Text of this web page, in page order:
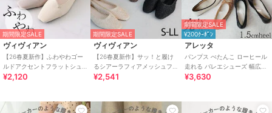
期間限定SALE
ヴィヴィアン
【26春夏新作】ふわやわゴー
ルドアクセントフラットシュ
ーズ
¥2,120
期間限定SALE
ヴィヴィアン
【26春夏新作】サッ！と履け
るシアーラフィアメッシュフ
ラットシューズ
¥2,541
期間限定SALE
¥200ｸｰﾎﾟﾝ
アレッタ
パンプス ぺたんこ ローヒール
走れる バレエシューズ 幅広
4E 1.5cmヒール
¥3,630